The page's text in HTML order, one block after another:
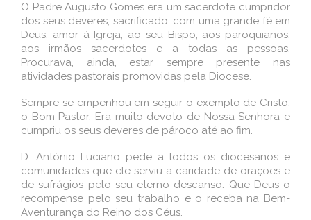
O Padre Augusto Gomes era um sacerdote cumpridor
dos seus deveres, sacrificado, com uma grande fé em
Deus, amor à Igreja, ao seu Bispo, aos paroquianos,
aos irmãos sacerdotes e a todas as pessoas.
Procurava, ainda, estar sempre presente nas
atividades pastorais promovidas pela Diocese.
Sempre se empenhou em seguir o exemplo de Cristo,
o Bom Pastor. Era muito devoto de Nossa Senhora e
cumpriu os seus deveres de pároco até ao fim.
D. António Luciano pede a todos os diocesanos e
comunidades que ele serviu a caridade de orações e
de sufrágios pelo seu eterno descanso. Que Deus o
recompense pelo seu trabalho e o receba na Bem-
Aventurança do Reino dos Céus.